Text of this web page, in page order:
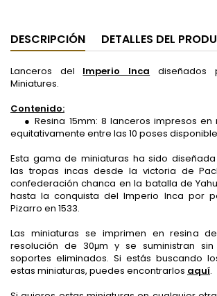
DESCRIPCIÓN DETALLES DEL
Lanceros del Imperio Inca diseñados
Miniatures.
Contenido:
● Resina 15mm: 8 lanceros impresos en
equitativamente entre las 10 poses
Esta gama de miniaturas ha sido
las tropas incas desde la victoria de
confederación chanca en la batalla de
hasta la conquista del Imperio Inca por
Pizarro en 1533.
Las miniaturas se imprimen en resina
resolución de 30μm y se suministran
soportes eliminados. Si estás buscando
estas miniaturas, puedes encontrarlos aquí.